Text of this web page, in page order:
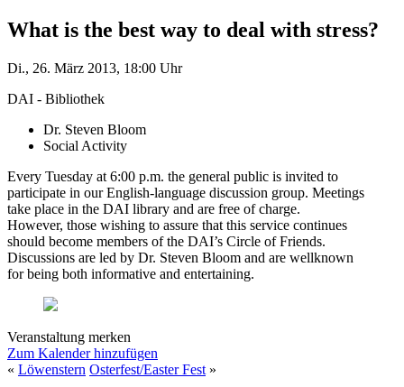
What is the best way to deal with stress?
Di., 26. März 2013, 18:00 Uhr
DAI - Bibliothek
Dr. Steven Bloom
Social Activity
Every Tuesday at 6:00 p.m. the general public is invited to
participate in our English-language discussion group. Meetings
take place in the DAI library and are free of charge.
However, those wishing to assure that this service continues
should become members of the DAI’s Circle of Friends.
Discussions are led by Dr. Steven Bloom and are wellknown
for being both informative and entertaining.
Veranstaltung merken
Zum Kalender hinzufügen
« Löwenstern Osterfest/Easter Fest »